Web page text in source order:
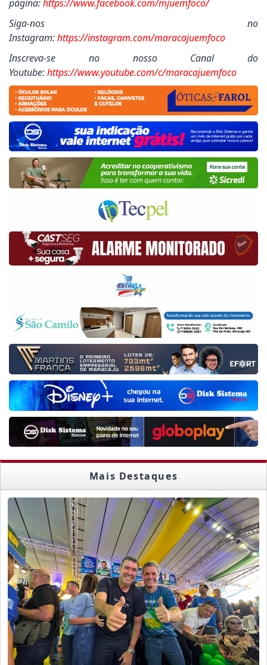
página:https://www.facebook.com/mjuemfoco/
Siga-nos no
Instagram:https://instagram.com/maracajuemfoco
Inscreva-se no nosso Canal do
Youtube:https://www.youtube.com/c/maracajuemfoco
Mais Destaques